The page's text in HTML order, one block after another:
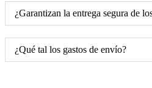
¿Garantizan la entrega segura de
¿Qué tal los gastos de envío?